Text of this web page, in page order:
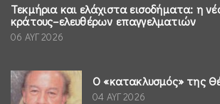
Τεκμήρια και ελάχιστα εισοδήματα: η
κράτους–ελευθέρων επαγγελματιών
06 ΑΥΓ 2026
Ο «κατακλυσμός» της
04 ΑΥΓ 2026